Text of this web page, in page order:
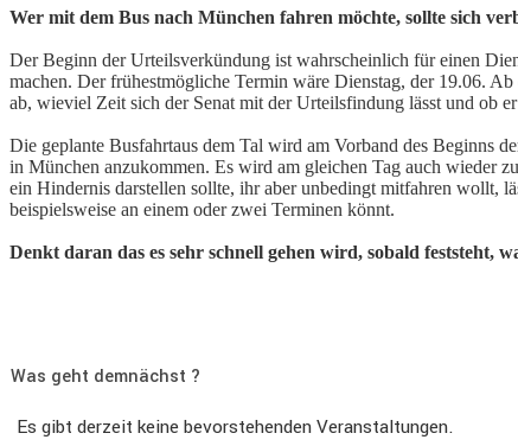
Wer mit dem Bus nach München fahren möchte, sollte sich
Der Beginn der Urteilsverkündung ist wahrscheinlich für einen
machen. Der frühestmögliche Termin wäre Dienstag, der 19.06.
ab, wieviel Zeit sich der Senat mit der Urteilsfindung lässt und ob
Die geplante Busfahrtaus dem Tal wird am Vorband des Beginns
in München anzukommen. Es wird am gleichen Tag auch wieder
ein Hindernis darstellen sollte, ihr aber unbedingt mitfahren wollt,
beispielsweise an einem oder zwei Terminen könnt.
Denkt daran das es sehr schnell gehen wird, sobald feststeht,
Was geht demnächst ?
Es gibt derzeit keine bevorstehenden Veranstaltungen.